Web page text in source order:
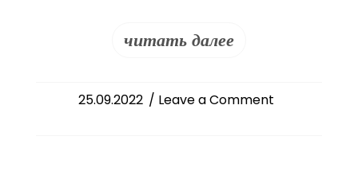
читать далее
25.09.2022 / Leave a Commenton